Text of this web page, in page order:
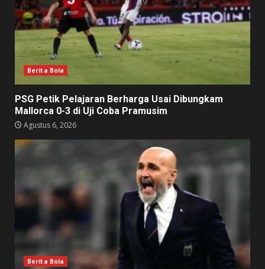
Berita Bola
PSG Petik Pelajaran Berharga Usai Dibungkam
Mallorca 0-3 di Uji Coba Pramusim
Agustus 6, 2026
Berita Bola